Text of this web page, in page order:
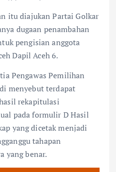
itu diajukan Partai Golkar
dugaan penambahan
pengisian anggota
Dapil Aceh 6.
Pengawas Pemilihan
menyebut terdapat
rekapitulasi
pada formulir D Hasil
yang dicetak menjadi
tahapan
yang benar.